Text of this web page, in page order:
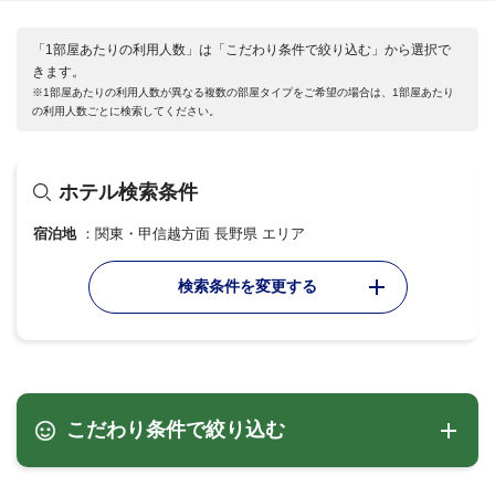
「1部屋あたりの利用人数」は「こだわり条件で絞り込む」から選択で
きます。
※1部屋あたりの利用人数が異なる複数の部屋タイプをご希望の場合は、1部屋あたり
の利用人数ごとに検索してください。
ホテル検索条件
宿泊地 関東・甲信越方面 長野県 エリア
検索条件を変更する
こだわり条件で絞り込む